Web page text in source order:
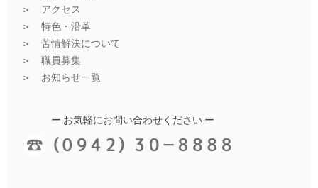
＞ アクセス
＞特色・沿革
＞苦情解決について
＞職員募集
＞ お知らせ一覧
ー お気軽にお問い合わせください ー